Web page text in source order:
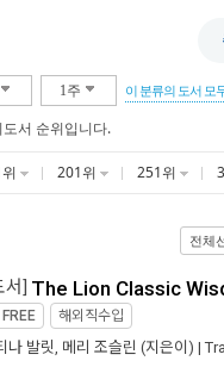
1주 이 분류의 도서 모
서 순위입니다.
201위 251위
전체
서] The Lion Classic
FREE 해외직수입
나 발릿, 메리 조슬린 (지은이) |